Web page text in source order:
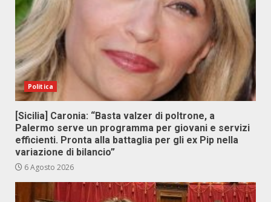
Politica
[Sicilia] Caronia: “Basta valzer di poltrone, a
Palermo serve un programma per giovani e servizi
efficienti. Pronta alla battaglia per gli ex Pip nella
variazione di bilancio”
6 Agosto 2026